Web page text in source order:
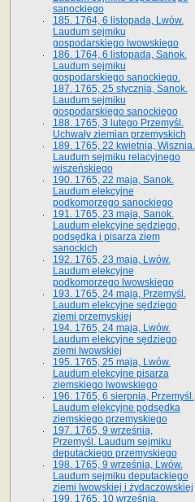
sanockiego
185. 1764, 6 listopada, Lwów.
Laudum sejmiku
gospodarskiego lwowskiego
186. 1764, 6 listopada, Sanok.
Laudum sejmiku
gospodarskiego sanockiego.
187. 1765, 25 stycznia, Sanok.
Laudum sejmiku
gospodarskiego sanockiego
188. 1765, 3 lutego Przemyśl.
Uchwały ziemian przemyskich
189. 1765, 22 kwietnia, Wisznia.
Laudum sejmiku relacyjnego
wiszeńskiego
190. 1765, 22 maja, Sanok.
Laudum elekcyjne
podkomorzego sanockiego
191. 1765, 23 maja, Sanok.
Laudum elekcyjne sędziego,
podsędka i pisarza ziem
sanockich
192. 1765, 23 maja, Lwów.
Laudum elekcyjne
podkomorzego lwowskiego
193. 1765, 24 maja, Przemyśl.
Laudum elekcyjne sędziego
ziemi przemyskiej
194. 1765, 24 maja, Lwów.
Laudum elekcyjne sędziego
ziemi lwowskiej
195. 1765, 25 maja, Lwów.
Laudum elekcyjne pisarza
ziemskiego lwowskiego
196. 1765, 6 sierpnia, Przemyśl.
Laudum elekcyjne podsędka
ziemskiego przemyskiego
197. 1765, 9 września,
Przemyśl. Laudum sejmiku
deputackiego przemyskiego
198. 1765, 9 września, Lwów.
Laudum sejmiku deputackiego
ziemi lwowskiej i żydaczowskiej
199. 1765, 10 września,